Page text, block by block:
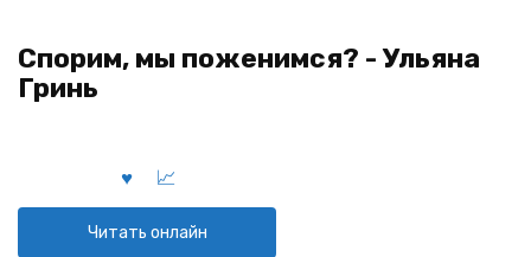
Спорим, мы поженимся? - Ульяна
Гринь
Читать онлайн